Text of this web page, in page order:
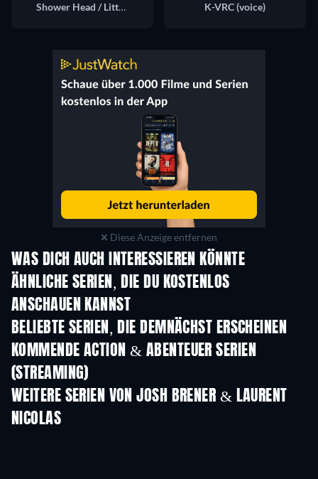
Shower Head / Litter Box (voice)
K-VRC (voice)
Diese Anzeige entfernen
WAS DICH AUCH INTERESSIEREN KÖNNTE
Serie Serie
ÄHNLICHE SERIEN, DIE DU KOSTENLOS
ANSCHAUEN KANNST
Serie
BELIEBTE SERIEN, DIE DEMNÄCHST ERSCHEINEN
Serie Serie
KOMMENDE ACTION & ABENTEUER SERIEN
(STREAMING)Staffel 2
WEITERE SERIEN VON JOSH BRENER & LAURENT
NICOLAS